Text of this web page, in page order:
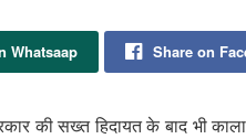
Whatsaap Share on
की सख्त हिदायत के बाद भी काला